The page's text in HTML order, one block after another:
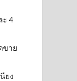
ะ 4
ขาย
ยง